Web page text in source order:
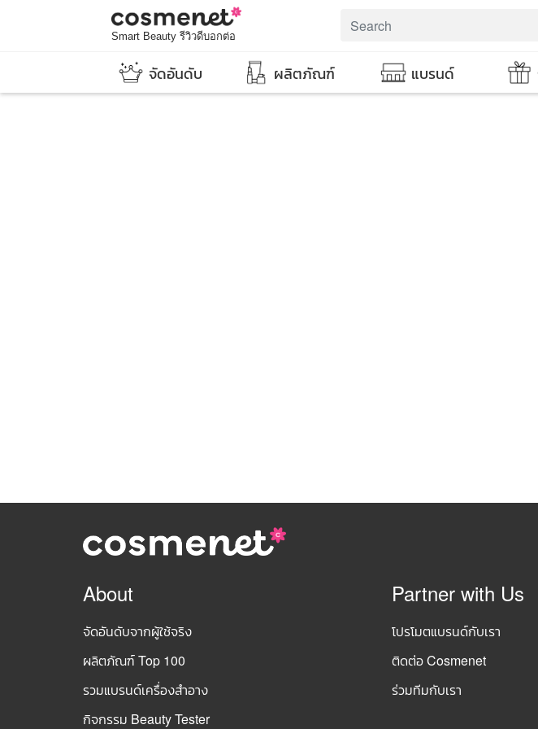
Smart Beauty รีวิวดีบอกต่อ
จัดอันดับ ผลิตภัณฑ์ แบรนด์
About
จัดอันดับจากผู้ใช้จริง
ผลิตภัณฑ์ Top 100
รวมแบรนด์เครื่องสำอาง
กิจกรรม Beauty Tester
Partner with Us
โปรโมตแบรนด์กับเรา
ติดต่อ Cosmenet
ร่วมทีมกับเรา